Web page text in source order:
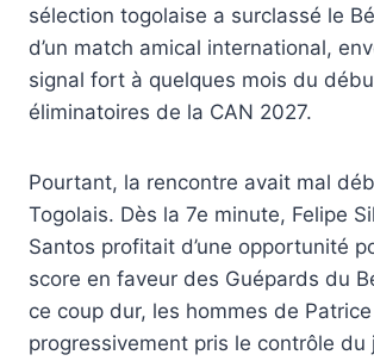
sélection togolaise a surclassé le
d’un match amical international,
signal fort à quelques mois du
éliminatoires de la CAN 2027.
Pourtant, la rencontre avait mal
Togolais. Dès la 7e minute, Felipe
Santos profitait d’une opportunité
score en faveur des Guépards du
ce coup dur, les hommes de
progressivement pris le contrôle du